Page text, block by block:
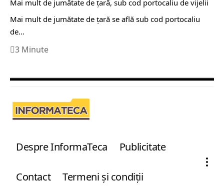
Mai mult de jumătate de ţară, sub cod portocaliu de vijelii
Mai mult de jumătate de ţară se află sub cod portocaliu
de…
3 Minute
Despre InformaTeca Publicitate
Contact Termeni şi condiţii